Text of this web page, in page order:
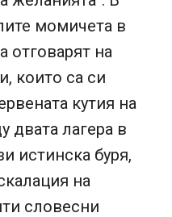
момичета в
отговарят на
които са си
кутия на
двата лагера в
истинска буря,
на
словесни